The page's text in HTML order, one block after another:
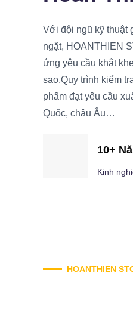
Với đội ngũ kỹ thuật
ngặt, HOANTHIEN
ứng yêu cầu khắt
sao.Quy trình kiểm
phẩm đạt yêu cầu
Quốc, châu Âu…
10+
Kinh
HOANTHIEN